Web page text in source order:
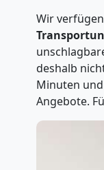
Wir
deshalb
Minuten
Angebote.